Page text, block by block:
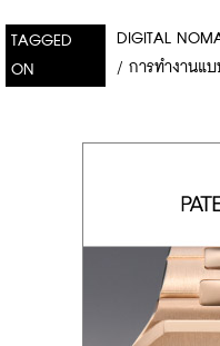
TAGGED
ON
DIGITAL
/ การทำงานแ